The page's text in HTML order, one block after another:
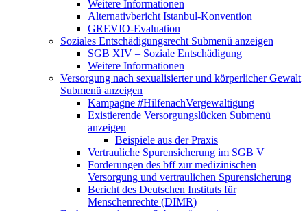
Weitere Informationen
Alternativbericht Istanbul-Konvention
GREVIO-Evaluation
Soziales Entschädigungsrecht Submenü anzeigen
SGB XIV – Soziale Entschädigung
Weitere Informationen
Versorgung nach sexualisierter und körperlicher Gewalt
Submenü anzeigen
Kampagne #HilfenachVergewaltigung
Existierende Versorgungslücken Submenü
anzeigen
Beispiele aus der Praxis
Vertrauliche Spurensicherung im SGB V
Forderungen des bff zur medizinischen
Versorgung und vertraulichen Spurensicherung
Bericht des Deutschen Instituts für
Menschenrechte (DIMR)